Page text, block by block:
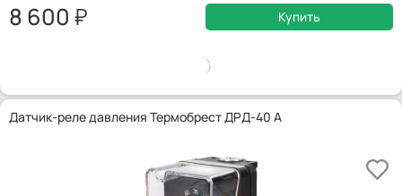
8 600 Купить
Датчик-реле давления Термобрест ДРД-40 А